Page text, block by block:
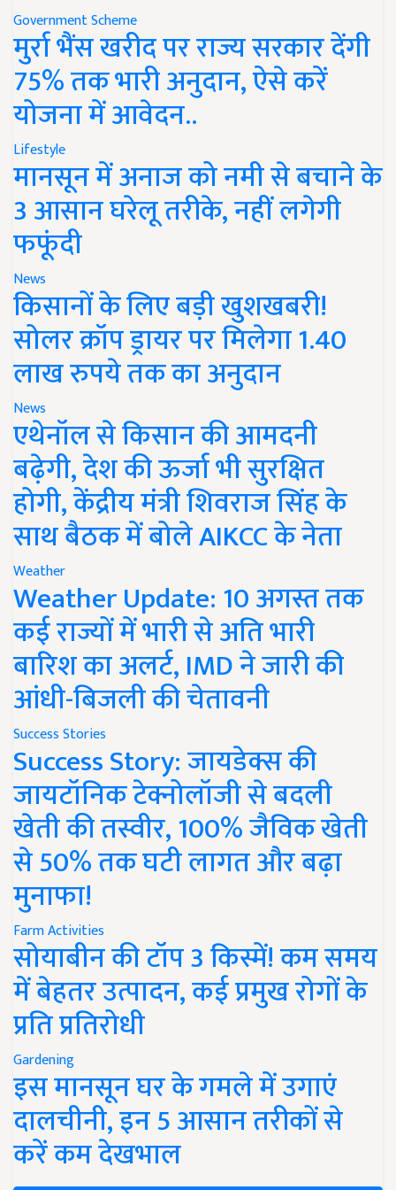
Government Scheme
मुर्रा भैंस खरीद पर राज्य सरकार देंगी
75% तक भारी अनुदान, ऐसे करें
योजना में आवेदन..
Lifestyle
मानसून में अनाज को नमी से बचाने के
3 आसान घरेलू तरीके, नहीं लगेगी
फफूंदी
News
किसानों के लिए बड़ी खुशखबरी!
सोलर क्रॉप ड्रायर पर मिलेगा 1.40
लाख रुपये तक का अनुदान
News
एथेनॉल से किसान की आमदनी
बढ़ेगी, देश की ऊर्जा भी सुरक्षित
होगी, केंद्रीय मंत्री शिवराज सिंह के
साथ बैठक में बोले AIKCC के नेता
Weather
Weather Update: 10 अगस्त तक
कई राज्यों में भारी से अति भारी
बारिश का अलर्ट, IMD ने जारी की
आंधी-बिजली की चेतावनी
Success Stories
Success Story: जायडेक्स की
जायटॉनिक टेक्नोलॉजी से बदली
खेती की तस्वीर, 100% जैविक खेती
से 50% तक घटी लागत और बढ़ा
मुनाफा!
Farm Activities
सोयाबीन की टॉप 3 किस्में! कम समय
में बेहतर उत्पादन, कई प्रमुख रोगों के
प्रति प्रतिरोधी
Gardening
इस मानसून घर के गमले में उगाएं
दालचीनी, इन 5 आसान तरीकों से
करें कम देखभाल